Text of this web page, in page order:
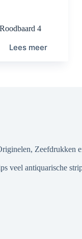
4
Lees meer
Zeefdrukken
veel antiquarische